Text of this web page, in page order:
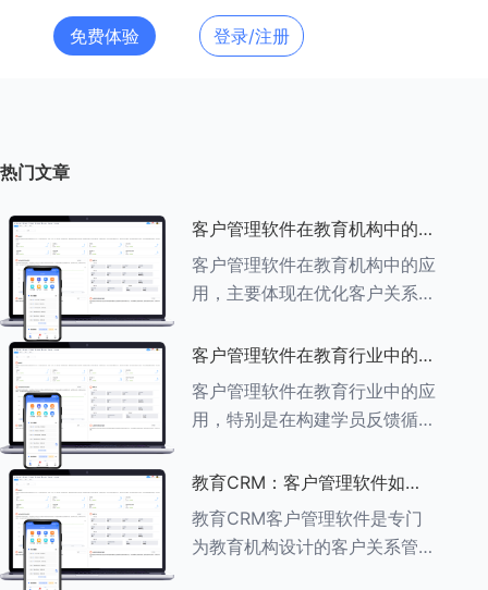
免费体验 登录/注册
热门文章
客户管理软件在教育机构中的应
用探索
客户管理软件在教育机构中的应
用，主要体现在优化客户关系管
作效率及促进业务增长等多个方
面。以下是对客户管理软件在教
育机构中应用的具体探索：
###一、
客户管理软件在教育行业中的学
员反馈循环机制
客户管理软件在教育行业中的应
用，特别是在构建学员反馈循环
用。以下是对客户管理软件在教
育行业中学员反馈循环机制的详
细分析： ###一、学员反馈循
环机制
教育CRM：客户管理软件如何
助力教育机构实现可持续发展
教育CRM客户管理软件是专门
为教育机构设计的客户关系管理